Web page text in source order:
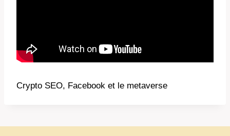
Crypto SEO, Facebook et le metaverse